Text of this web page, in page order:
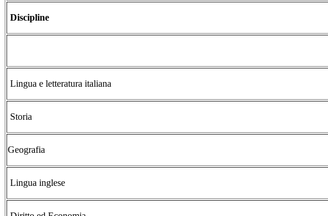
Discipline
Lingua e letteratura italiana
Storia
Geografia
Lingua inglese